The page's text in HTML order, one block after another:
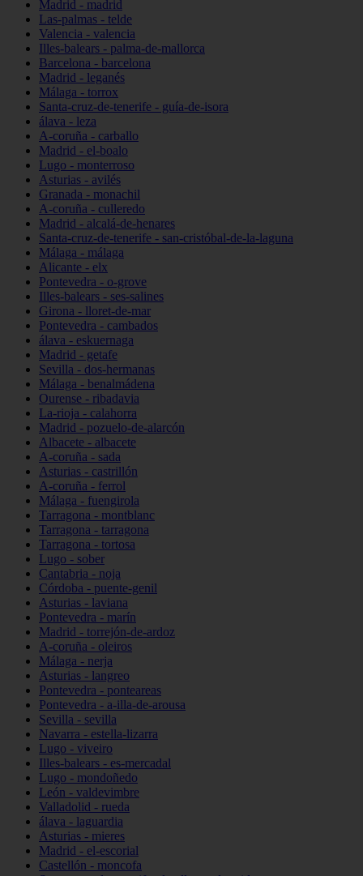
Madrid - madrid
Las-palmas - telde
Valencia - valencia
Illes-balears - palma-de-mallorca
Barcelona - barcelona
Madrid - leganés
Málaga - torrox
Santa-cruz-de-tenerife - guía-de-isora
álava - leza
A-coruña - carballo
Madrid - el-boalo
Lugo - monterroso
Asturias - avilés
Granada - monachil
A-coruña - culleredo
Madrid - alcalá-de-henares
Santa-cruz-de-tenerife - san-cristóbal-de-la-laguna
Málaga - málaga
Alicante - elx
Pontevedra - o-grove
Illes-balears - ses-salines
Girona - lloret-de-mar
Pontevedra - cambados
álava - eskuernaga
Madrid - getafe
Sevilla - dos-hermanas
Málaga - benalmádena
Ourense - ribadavia
La-rioja - calahorra
Madrid - pozuelo-de-alarcón
Albacete - albacete
A-coruña - sada
Asturias - castrillón
A-coruña - ferrol
Málaga - fuengirola
Tarragona - montblanc
Tarragona - tarragona
Tarragona - tortosa
Lugo - sober
Cantabria - noja
Córdoba - puente-genil
Asturias - laviana
Pontevedra - marín
Madrid - torrejón-de-ardoz
A-coruña - oleiros
Málaga - nerja
Asturias - langreo
Pontevedra - ponteareas
Pontevedra - a-illa-de-arousa
Sevilla - sevilla
Navarra - estella-lizarra
Lugo - viveiro
Illes-balears - es-mercadal
Lugo - mondoñedo
León - valdevimbre
Valladolid - rueda
álava - laguardia
Asturias - mieres
Madrid - el-escorial
Castellón - moncofa